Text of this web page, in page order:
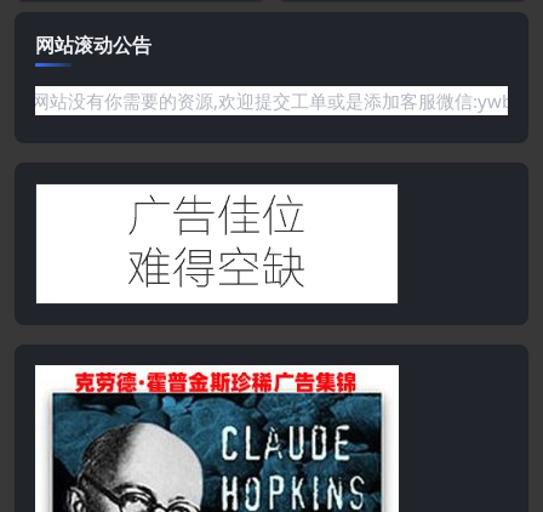
网站滚动公告
你需要的资源,欢迎提交工单或是添加客服微信:ywb386获取帮